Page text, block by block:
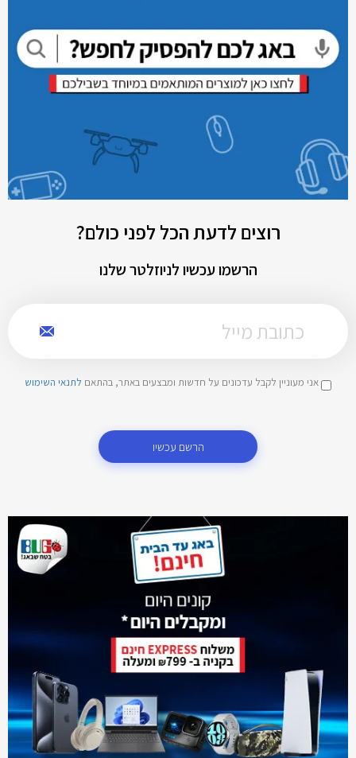
רוצים לדעת הכל לפני כולם?
הרשמו עכשיו לניוזלטר שלנו
אני מעוניין לקבל עדכונים על חדשות ומבצעים באתר, בהתאם לתנאי השימוש
הרשם עכשיו